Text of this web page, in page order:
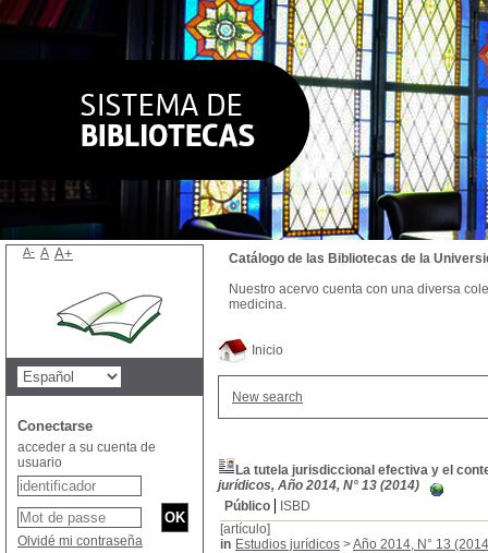
Inicio
New search
La tutela jurisdiccional efectiva y el
jurídicos, Año 2014, N° 13 (2014)
Público
ISBD
[artículo]
in Estudios jurídicos >Año 2014, N° 13
Catálogo de las Bibliotecas de la
Nuestro acervo cuenta con una diversa
medicina.
A- A A+
Conectarse
acceder a su cuenta de
usuario
Olvidé mi contraseña